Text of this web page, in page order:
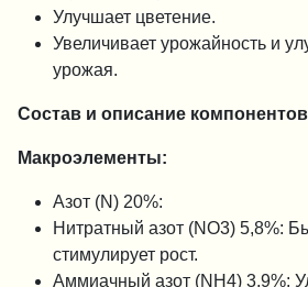
Улучшает цветение.
Увеличивает урожайность и
урожая.
Состав и описание
Макроэлементы:
Азот (N) 20%:
Нитратный азот (NO3) 5,8%:
стимулирует рост.
Аммиачный азот (NH4) 3,9%: